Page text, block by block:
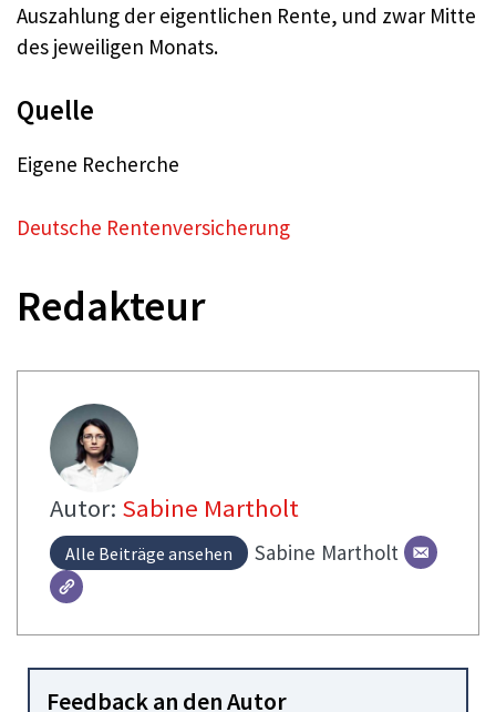
Auszahlung der eigentlichen Rente, und zwar Mitte
des jeweiligen Monats.
Quelle
Eigene Recherche
Deutsche Rentenversicherung
Redakteur
Autor: Sabine Martholt
Alle Beiträge ansehen Sabine Martholt
Feedback an den Autor